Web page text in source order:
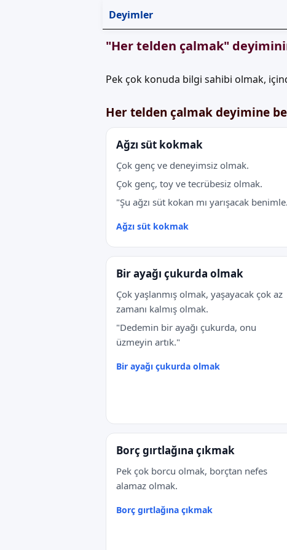
Deyimler
"Her telden çalmak"
Pek çok konuda bilgi sahibi olmak,
Her telden çalmak deyimine
Ağzı süt kokmak
Çok genç ve deneyimsiz olmak.
Çok genç, toy ve tecrübesiz olmak.
"Şu ağzı süt kokan mı yarışacak
Ağzı süt kokmak
Bir ayağı çukurda olmak
Çok yaşlanmış olmak, yaşayacak çok az
zamanı kalmış olmak.
"Dedemin bir ayağı çukurda, onu
üzmeyin artık."
Bir ayağı çukurda olmak
Borç gırtlağına çıkmak
Pek çok borcu olmak, borçtan nefes
alamaz olmak.
Borç gırtlağına çıkmak